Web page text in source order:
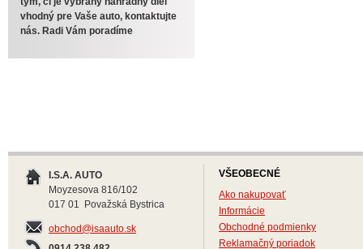
vhodný pre Vaše auto, kontaktujte
nás. Radi Vám poradíme
I.S.A. AUTO
Moyzesova 816/102
017 01 Považská Bystrica
obchod@isaauto.sk
VŠEOBECNÉ
Ako nakupovať
Informácie
Obchodné podmienky
Reklamačný poriadok